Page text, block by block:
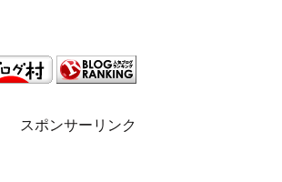
スポンサーリンク